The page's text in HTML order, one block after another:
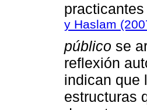
y Haslam
público se
reflexión
indican que
estructuras